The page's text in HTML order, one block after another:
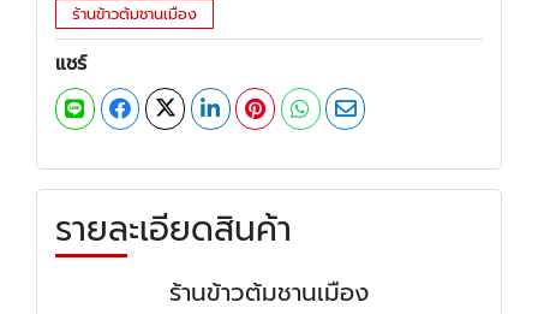
ร้านข้าวต้มชานเมือง
แชร์
รายละเอียดสินค้า
ร้านข้าวต้มชานเมือง